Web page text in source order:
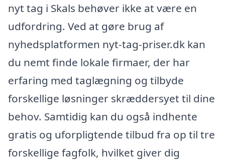
nyt tag i Skals behøver ikke at være en
udfordring. Ved at gøre brug af
nyhedsplatformen nyt-tag-priser.dk kan
du nemt finde lokale firmaer, der har
erfaring med taglægning og tilbyde
forskellige løsninger skræddersyet til dine
behov. Samtidig kan du også indhente
gratis og uforpligtende tilbud fra op til tre
forskellige fagfolk, hvilket giver dig